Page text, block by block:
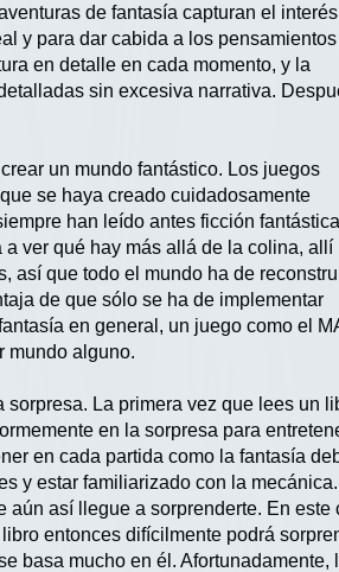
de fantasía capturan el interés
y para dar cabida a los
en detalle en cada momento, y la
sin excesiva narrativa.
un mundo fantástico. Los juegos
se haya creado cuidadosamente
han leído antes ficción
ver qué hay más allá de la colina, allí
así que todo el mundo ha de
de que sólo se ha de implementar
en general, un juego como el
mundo alguno.
La primera vez que lees un
en la sorpresa para
en cada partida como la fantasía
y estar familiarizado con la
así llegue a sorprenderte. En este
entonces difícilmente podrá
basa mucho en él. Afortunadamente,